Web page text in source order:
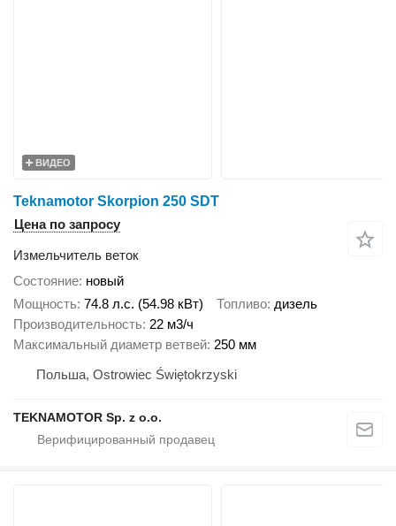
ВИДЕО
Teknamotor Skorpion 250 SDT
Цена по запросу
Измельчитель веток
Состояние новый
Мощность 74.8 л.с. (54.98 кВт) Топливо дизель
Производительность 22 м3/ч
Максимальный диаметр ветвей 250 мм
Польша, Ostrowiec Świętokrzyski
TEKNAMOTOR Sp. z o.o.